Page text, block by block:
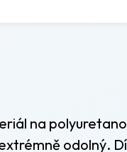
na
odolný.